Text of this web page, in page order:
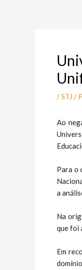
/STJ /
Ao
Para o
a
Na
que foi
Em